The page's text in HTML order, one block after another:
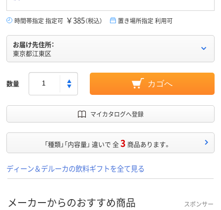
時間帯指定 指定可 ￥385（税込） 置き場所指定 利用可
お届け先住所：
東京都江東区
数量 カゴへ
マイカタログへ登録
「種類」「内容量」 違いで 全3 商品あります。
ディーン＆デルーカの飲料ギフトを全て見る
メーカーからのおすすめ商品 スポンサー